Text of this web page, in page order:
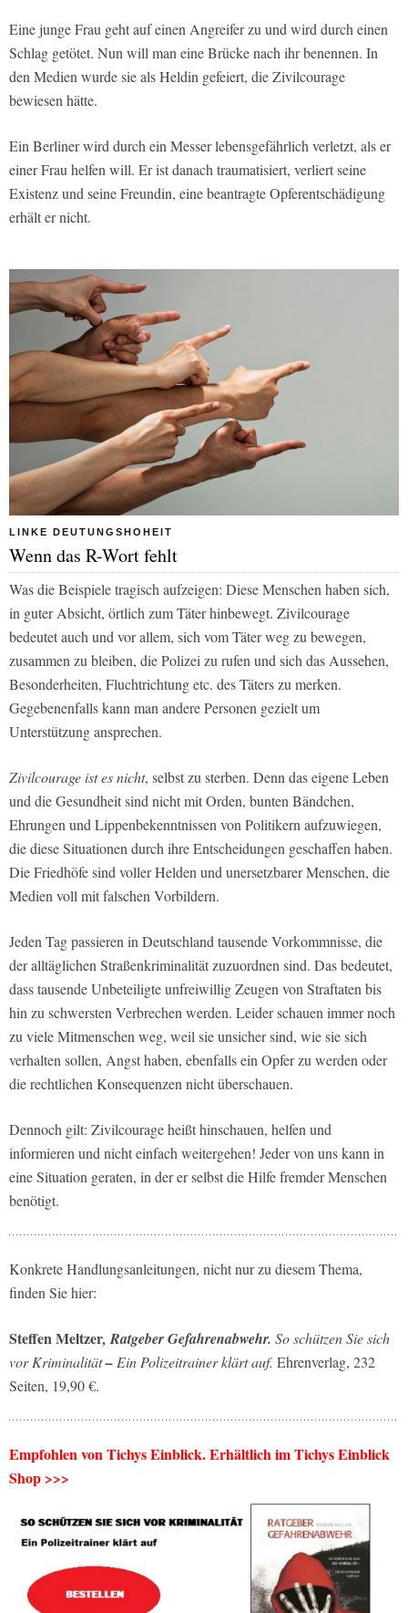
Eine junge Frau geht auf einen Angreifer zu und wird durch einen
Schlag getötet. Nun will man eine Brücke nach ihr benennen. In
den Medien wurde sie als Heldin gefeiert, die Zivilcourage
bewiesen hätte.
Ein Berliner wird durch ein Messer lebensgefährlich verletzt, als er
einer Frau helfen will. Er ist danach traumatisiert, verliert seine
Existenz und seine Freundin, eine beantragte Opferentschädigung
erhält er nicht.
LINKE DEUTUNGSHOHEIT
Wenn das R-Wort fehlt
Was die Beispiele tragisch aufzeigen: Diese Menschen haben sich,
in guter Absicht, örtlich zum Täter hinbewegt. Zivilcourage
bedeutet auch und vor allem, sich vom Täter weg zu bewegen,
zusammen zu bleiben, die Polizei zu rufen und sich das Aussehen,
Besonderheiten, Fluchtrichtung etc. des Täters zu merken.
Gegebenenfalls kann man andere Personen gezielt um
Unterstützung ansprechen.
Zivilcourage ist es nicht, selbst zu sterben. Denn das eigene Leben
und die Gesundheit sind nicht mit Orden, bunten Bändchen,
Ehrungen und Lippenbekenntnissen von Politikern aufzuwiegen,
die diese Situationen durch ihre Entscheidungen geschaffen haben.
Die Friedhöfe sind voller Helden und unersetzbarer Menschen, die
Medien voll mit falschen Vorbildern.
Jeden Tag passieren in Deutschland tausende Vorkommnisse, die
der alltäglichen Straßenkriminalität zuzuordnen sind. Das bedeutet,
dass tausende Unbeteiligte unfreiwillig Zeugen von Straftaten bis
hin zu schwersten Verbrechen werden. Leider schauen immer noch
zu viele Mitmenschen weg, weil sie unsicher sind, wie sie sich
verhalten sollen, Angst haben, ebenfalls ein Opfer zu werden oder
die rechtlichen Konsequenzen nicht überschauen.
Dennoch gilt: Zivilcourage heißt hinschauen, helfen und
informieren und nicht einfach weitergehen! Jeder von uns kann in
eine Situation geraten, in der er selbst die Hilfe fremder Menschen
benötigt.
Konkrete Handlungsanleitungen, nicht nur zu diesem Thema,
finden Sie hier:
Steffen Meltzer, Ratgeber Gefahrenabwehr. So schützen Sie sich
vor Kriminalität– Ein Polizeitrainer klärt auf. Ehrenverlag, 232
Seiten, 19,90 €.
Empfohlen von Tichys Einblick. Erhältlich im Tichys Einblick
Shop >>>